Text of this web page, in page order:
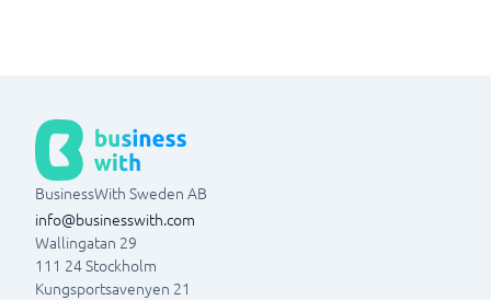
BusinessWith Sweden AB
info@businesswith.com
Wallingatan 29
111 24Stockholm
Kungsportsavenyen 21